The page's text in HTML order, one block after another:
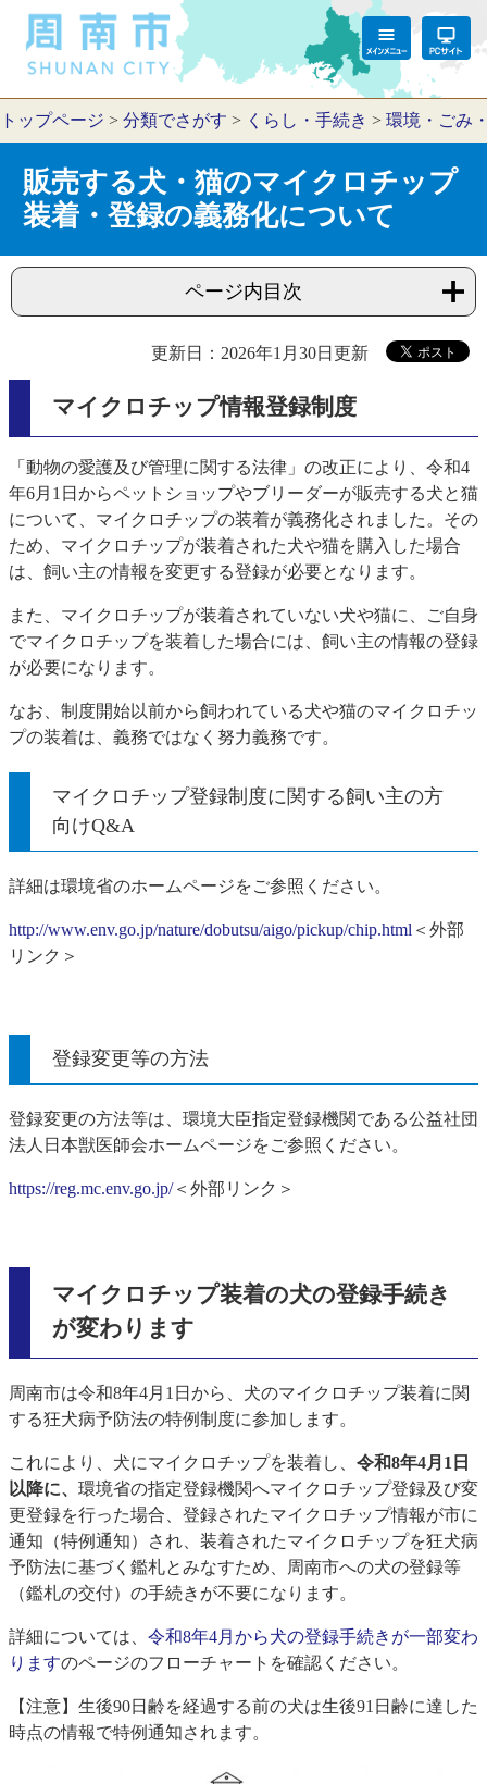
トップページ > 分類でさがす > くらし・手続き > 環境・ごみ
販売する犬・猫のマイクロチップ
装着・登録の義務化について
ページ内目次
更新日：2026年1月30日更新
マイクロチップ情報登録制度
「動物の愛護及び管理に関する法律」の改正により、令和4
年6月1日からペットショップやブリーダーが販売する犬と猫
について、マイクロチップの装着が義務化されました。その
ため、マイクロチップが装着された犬や猫を購入した場合
は、飼い主の情報を変更する登録が必要となります。
また、マイクロチップが装着されていない犬や猫に、ご自身
でマイクロチップを装着した場合には、飼い主の情報の登録
が必要になります。
なお、制度開始以前から飼われている犬や猫のマイクロチッ
プの装着は、義務ではなく努力義務です。
マイクロチップ登録制度に関する飼い主の方
向けQ&A
詳細は環境省のホームページをご参照ください。
http://www.env.go.jp/nature/dobutsu/aigo/pickup/chip.html ＜外部
リンク＞
登録変更等の方法
登録変更の方法等は、環境大臣指定登録機関である公益社団
法人日本獣医師会ホームページをご参照ください。
https://reg.mc.env.go.jp/＜外部リンク＞
マイクロチップ装着の犬の登録手続き
が変わります
周南市は令和8年4月1日から、犬のマイクロチップ装着に関
する狂犬病予防法の特例制度に参加します。
これにより、犬にマイクロチップを装着し、 令和8年4月1日
以降に、 環境省の指定登録機関へマイクロチップ登録及び変
更登録を行った場合、登録されたマイクロチップ情報が市に
通知（特例通知）され、装着されたマイクロチップを狂犬病
予防法に基づく鑑札とみなすため、周南市への犬の登録等
（鑑札の交付）の手続きが不要になります。
詳細については、 令和8年4月から犬の登録手続きが一部変わ
りますのページのフローチャートを確認ください。
【注意】生後90日齢を経過する前の犬は生後91日齢に達した
時点の情報で特例通知されます。